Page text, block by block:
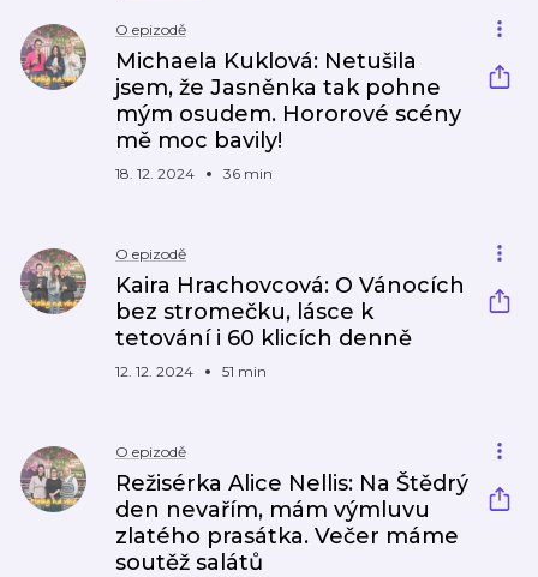
O epizodě
Michaela Kuklová: Netušila
jsem, že Jasněnka tak pohne
mým osudem. Hororové scény
mě moc bavily!
18. 12. 2024 36 min
O epizodě
Kaira Hrachovcová: O Vánocích
bez stromečku, lásce k
tetování i 60 klicích denně
12. 12. 2024 51 min
O epizodě
Režisérka Alice Nellis: Na Štědrý
den nevařím, mám výmluvu
zlatého prasátka. Večer máme
soutěž salátů